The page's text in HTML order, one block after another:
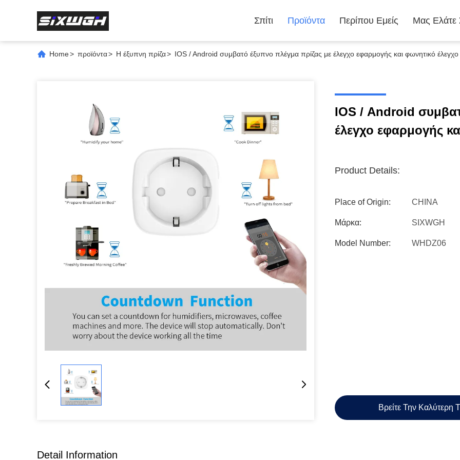
Σπίτι Προϊόντα Περίπου Εμείς Μας
Home> προϊόντα> Η έξυπνη πρίζα> IOS / Android συμβατό έξυπνο πλέγμα πρίζας με έλεγχο εφαρμογής και φωνητικό έλεγχο
IOS / Android
έλεγχο εφαρμογής
Product Details:
Place of Origin: CHINA
Μάρκα: SIXWGH
Model Number: WHDZ06
Βρείτε Την Καλύτερη
Detail Information